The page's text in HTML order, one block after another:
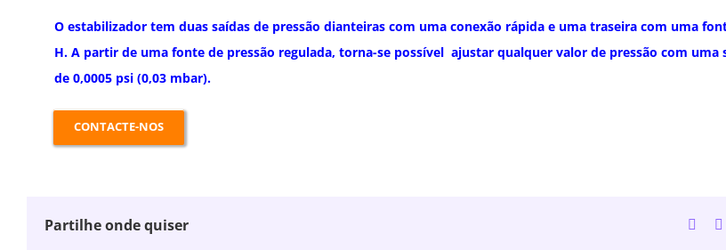
O estabilizador tem duas saídas de pressão dianteiras com uma conexão rápida e uma traseira com uma
H. A partir de uma fonte de pressão regulada, torna-se possível ajustar qualquer valor de pressão com uma
de 0,0005 psi (0,03 mbar).
CONTACTE-NOS
Partilhe onde quiser